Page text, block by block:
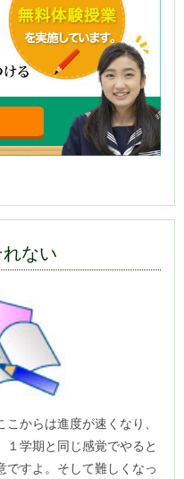
れない
からは進度が速くなり、
１学期と同じ感覚でやると
ですよ。そして難しくなっ